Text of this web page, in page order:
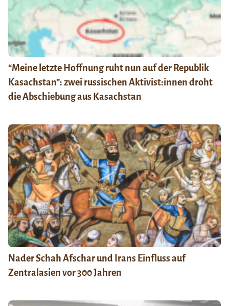
“Meine letzte Hoffnung ruht nun auf der Republik
Kasachstan”: zwei russischen Aktivist:innen droht
die Abschiebung aus Kasachstan
Nader Schah Afschar und Irans Einfluss auf
Zentralasien vor 300 Jahren